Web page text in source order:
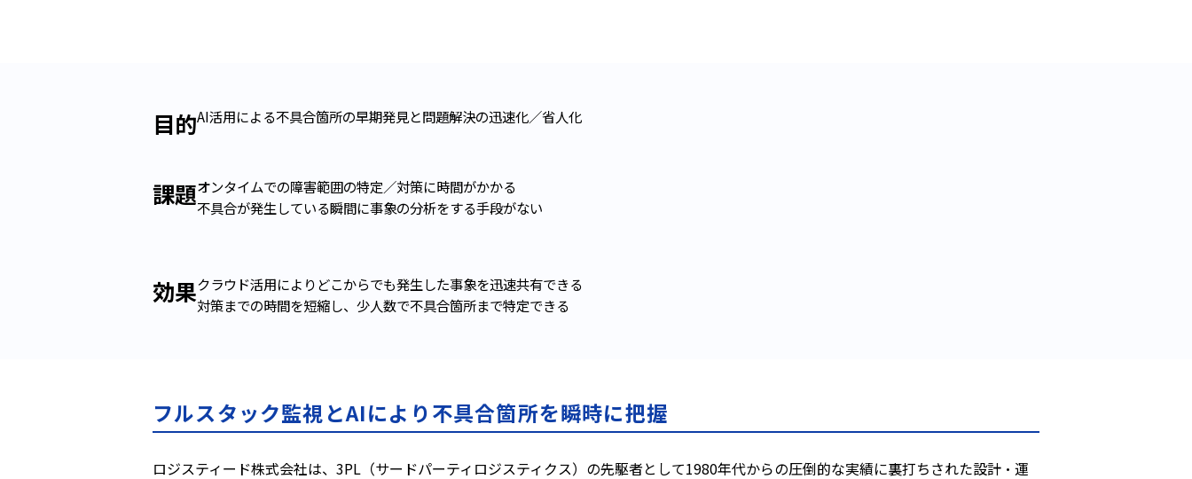
目的AI活用による不具合箇所の早期発見と問題解決の迅速化／省人化​
課題オンタイムでの障害範囲の特定／対策に時間がかかる​
不具合が発生している瞬間に事象の分析をする手段がない​
効果クラウド活用によりどこからでも発生した事象を迅速共有できる​
対策までの時間を短縮し、少人数で不具合箇所まで特定できる​
フルスタック監視とAIにより不具合箇所を瞬時に把握
ロジスティード株式会社は、3PL（サードパーティロジスティクス）の先駆者として1980年代からの圧倒的な実績に裏打ちされた設計・運